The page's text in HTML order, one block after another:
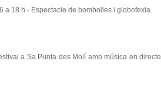
a 18 h - Espectacle de bombolles i globofexia.
a Sa Punta des Molí amb música en directe